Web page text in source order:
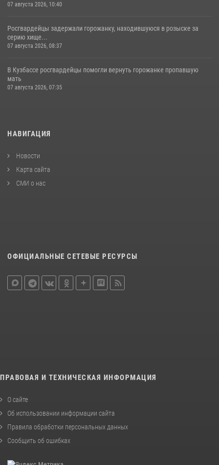
07 августа 2026, 10:40
Росгвардейцы задержали горожанку, находившуюся в розыске за
серию хище...
07 августа 2026, 08:37
В Кузбассе росгвардейцы помогли вернуть горожанке пропавшую
мать
07 августа 2026, 07:35
НАВИГАЦИЯ
Новости
Карта сайта
СМИ о нас
ОФИЦИАЛЬНЫЕ СЕТЕВЫЕ РЕСУРСЫ
ПРАВОВАЯ И ТЕХНИЧЕСКАЯ ИНФОРМАЦИЯ
О сайте
Об использовании информации сайта
Правила обработки персональных данных
Сообщить об ошибках